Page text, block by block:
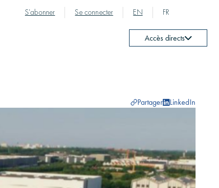
S'abonner Se connecter EN FR
Accès directs
Partager LinkedIn